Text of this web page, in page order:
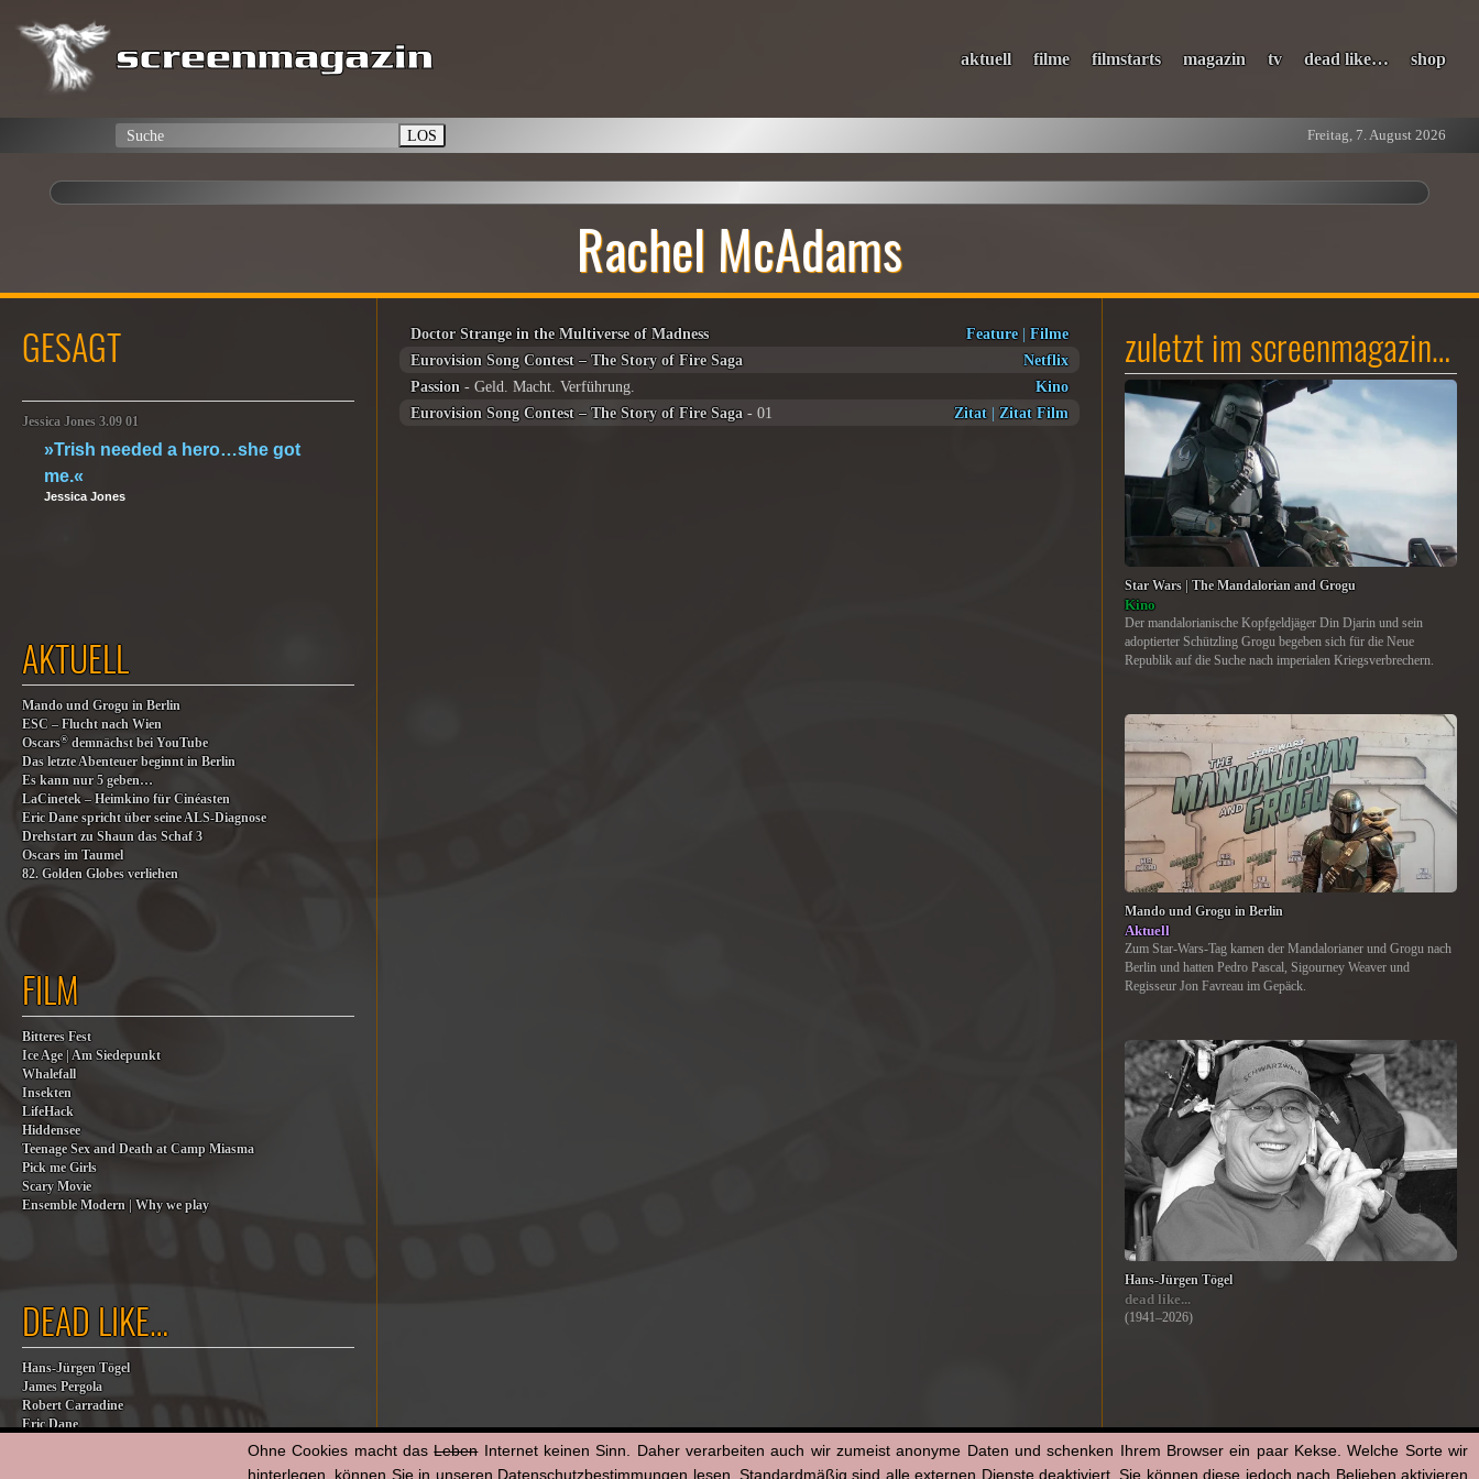
aktuell filme filmstarts magazin tv dead like… shop
LOS Freitag, 7. August 2026
Rachel McAdams
Doctor Strange in the Multiverse of Madness Feature| Filme
Eurovision Song Contest – The Story of Fire Saga
Netflix
Passion - Geld. Macht. Verführung.
Kino
Eurovision Song Contest – The Story of Fire Saga - 01 Zitat| Zitat Film
GESAGT
Jessica Jones 3.09 01
»Trish needed a hero…she got
me.«
Jessica Jones
AKTUELL
Mando und Grogu in Berlin
ESC – Flucht nach Wien
Oscars®demnächst bei YouTube
Das letzte Abenteuer beginnt in Berlin
Es kann nur 5 geben…
LaCinetek – Heimkino für Cinéasten
Eric Dane spricht über seine ALS-Diagnose
Drehstart zu Shaun das Schaf 3
Oscars im Taumel
82. Golden Globes verliehen
FILM
Bitteres Fest
Ice Age | Am Siedepunkt
Whalefall
Insekten
LifeHack
Hiddensee
Teenage Sex and Death at Camp Miasma
Pick me Girls
Scary Movie
Ensemble Modern | Why we play
DEAD LIKE…
Hans-Jürgen Tögel
James Pergola
Robert Carradine
Eric Dane
zuletzt im screenmagazin…
Star Wars | The Mandalorian and Grogu
Kino
Der mandalorianische Kopfgeldjäger Din Djarin und sein
adoptierter Schützling Grogu begeben sich für die Neue
Republik auf die Suche nach imperialen Kriegsverbrechern.
Mando und Grogu in Berlin
Aktuell
Zum Star-Wars-Tag kamen der Mandalorianer und Grogu nach
Berlin und hatten Pedro Pascal, Sigourney Weaver und
Regisseur Jon Favreau im Gepäck.
Hans-Jürgen Tögel
dead like...
(1941–2026)
Ohne Cookies macht dasLebenInternet keinen Sinn. Daher verarbeiten auch wir zumeist anonyme Daten und schenken Ihrem Browser ein paar Kekse. Welche Sorte wir
hinterlegen, können Sie in unseren Datenschutzbestimmungen lesen. Standardmäßig sind alle externen Dienste deaktiviert. Sie können diese jedoch nach Belieben aktivieren